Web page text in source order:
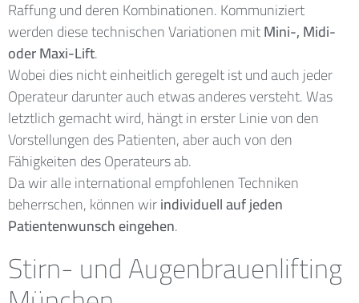
Raffung und deren Kombinationen. Kommuniziert
werden diese technischen Variationen mitMini-, Midi-
oder Maxi-Lift.
Wobei dies nicht einheitlich geregelt ist und auch jeder
Operateur darunter auch etwas anderes versteht. Was
letztlich gemacht wird, hängt in erster Linie von den
Vorstellungen des Patienten, aber auch von den
Fähigkeiten des Operateurs ab.
Da wir alle international empfohlenen Techniken
beherrschen, können wirindividuell auf jeden
Patientenwunsch eingehen.
Stirn- und Augenbrauenlifting